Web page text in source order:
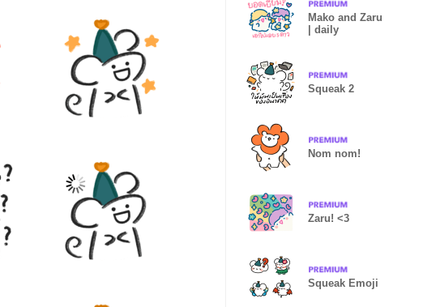
Mako and Zaru
| daily
Squeak 2
Nom nom!
Zaru! <3
Squeak Emoji